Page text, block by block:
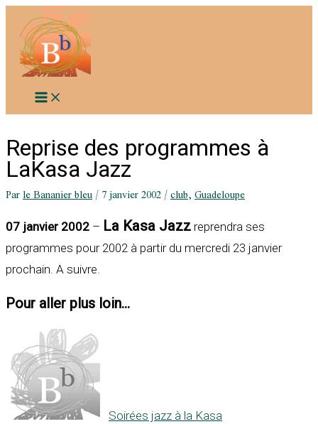
contenu
Reprise des programmes à
LaKasa Jazz
Parle Bananier bleu/7 janvier 2002/club,Guadeloupe
07 janvier 2002 – La Kasa Jazz reprendra ses
programmes pour 2002 à partir du mercredi 23 janvier
prochain. A suivre.
Pour aller plus loin...
Soirées jazz à la Kasa